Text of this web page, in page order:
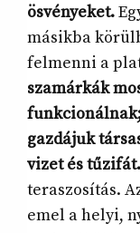
ösvényeket.
másikba
felmenni a
szamárkák
gazdájuk
vizet és tűzifát.
teraszosítás.
emel a helyi,